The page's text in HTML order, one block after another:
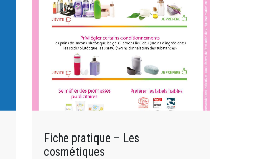
Fiche pratique – Les
cosmétiques